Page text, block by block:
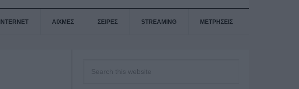
INTERNET ΑΙΧΜΕΣ ΣΕΙΡΕΣ STREAMING ΜΕΤΡΗΣΕΙΣ